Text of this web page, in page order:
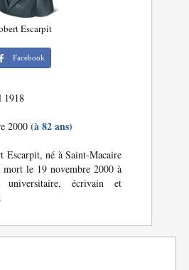
Escarpit
Facebook
1918
2000(à 82 ans)
Escarpit, né à Saint-Macaire
le 19 novembre 2000 à
écrivain et